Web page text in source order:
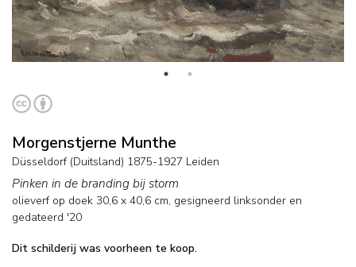
Morgenstjerne Munthe
Düsseldorf (Duitsland) 1875-1927 Leiden
Pinken in de branding bij storm
olieverf op doek 30,6 x 40,6 cm, gesigneerd linksonder en
gedateerd '20
Dit schilderij was voorheen te koop.